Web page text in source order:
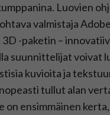
Luovien
valmistaja
3D -paketin –
suunnittelijat voivat
kuvioita ja
tullut alan
on ensimmäinen